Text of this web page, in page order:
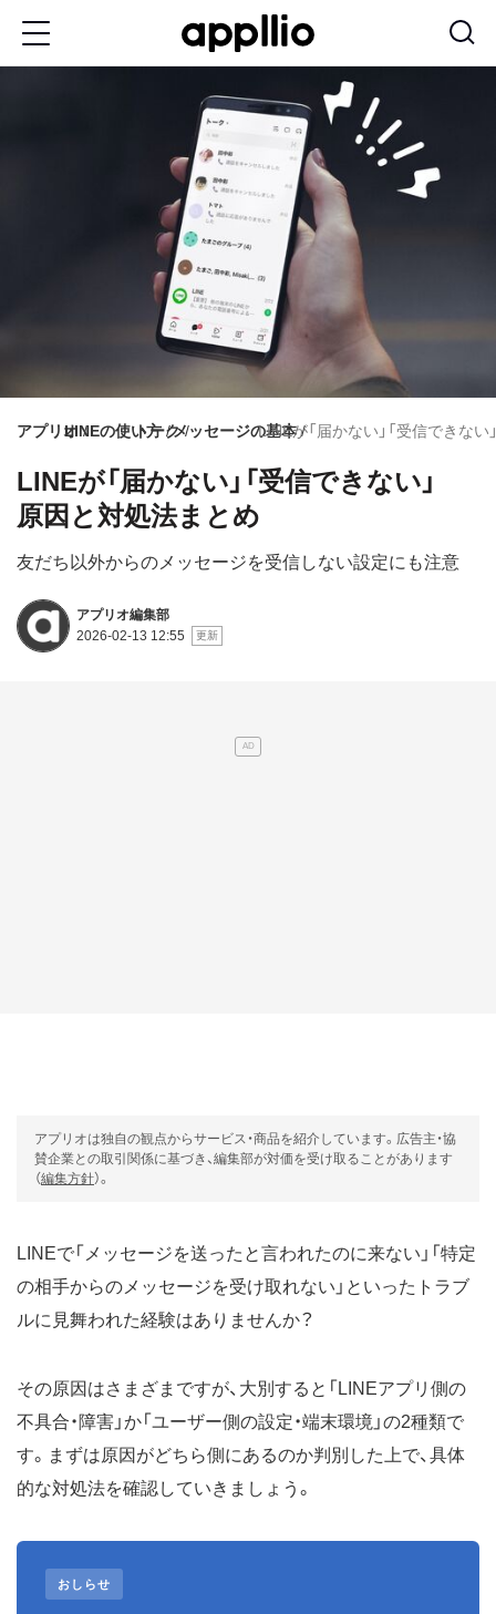
アプリオLINEの使い方
トークメッセージの基本LINEが「届かない」「受信できな
LINEが「届かない」「受信できない」
原因と対処法まとめ
友だち以外からのメッセージを受信しない設定にも注意
アプリオ編集部
2026-02-13 12:55
アプリオは独自の観点からサービス・商品を紹介しています。広告主・協
賛企業との取引関係に基づき、編集部が対価を受け取ることがあります
（編集方針）。
LINEで「メッセージを送ったと言われたのに来ない」「特定
の相手からのメッセージを受け取れない」といったトラブ
ルに見舞われた経験はありませんか？
その原因はさまざまですが、大別すると「LINEアプリ側の
不具合・障害」か「ユーザー側の設定・端末環境」の2種類で
す。まずは原因がどちら側にあるのか判別した上で、具体
的な対処法を確認していきましょう。
おしらせ